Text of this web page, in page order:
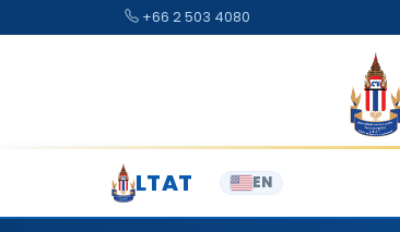
+66 2 503 4080
LTAT EN